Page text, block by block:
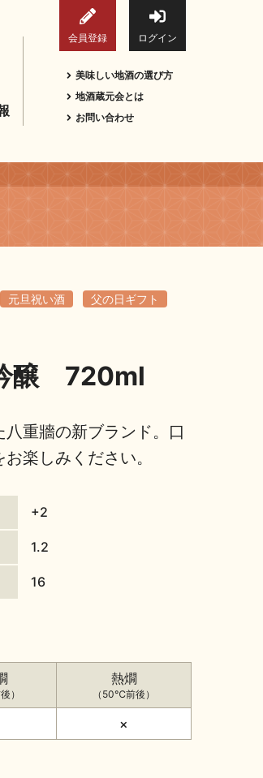
会員登録 ログイン
美味しい地酒の選び方
地酒蔵元会とは
お問い合わせ
元旦祝い酒
父の日ギフト
醸 720ml
重牆の新ブランド。口
楽しみください。
+2
1.2
16
）
熱燗
（50℃前後）
×